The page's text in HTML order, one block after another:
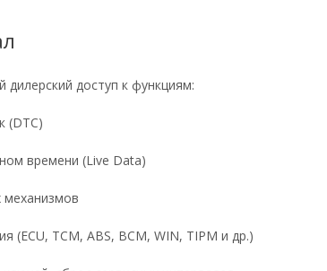
доступ к функциям:
(DTC)
времени (Live Data)
механизмов
(ECU, TCM, ABS, BCM, WIN, TIPM и др.)